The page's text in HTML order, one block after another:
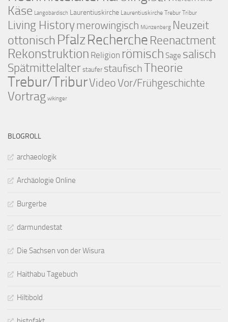
Käse Langobardisch Laurentiuskirche Laurentiuskirche Trebur Tribur
Living Historymerowingisch Münzenberg Neuzeit
ottonisch PfalzRecherche Reenactment
Rekonstruktion Religion römisch Sage salisch
Spätmittelalter staufer staufischTheorie
Trebur/TriburVideoVor/Frühgeschichte
Vortrag wikinger
BLOGROLL
archaeologik
Archäologie Online
Burgerbe
darmundestat
Die Sachsen von der Wisura
Haithabu Tagebuch
Hiltibold